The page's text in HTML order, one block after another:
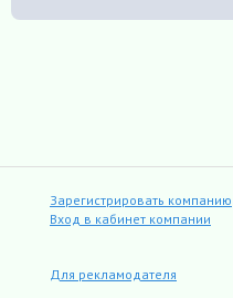
Зарегистрировать компанию
Вход в кабинет компании
Для рекламодателя